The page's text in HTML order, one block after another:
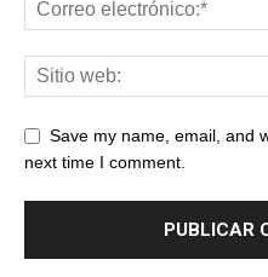
Save my name, email, and
next time I comment.